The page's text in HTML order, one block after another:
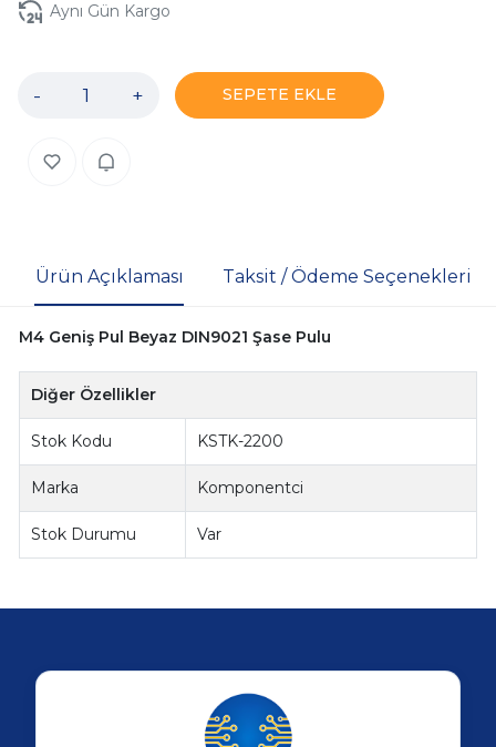
Aynı Gün Kargo
- + SEPETE EKLE
Ürün Açıklaması Taksit / Ödeme Seçenekleri
M4 Geniş Pul Beyaz DIN9021 Şase Pulu
Diğer Özellikler
Stok Kodu KSTK-2200
Marka Komponentci
Stok Durumu Var